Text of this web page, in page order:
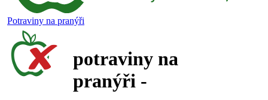
Potraviny na pranýři
potraviny na
pranýři -